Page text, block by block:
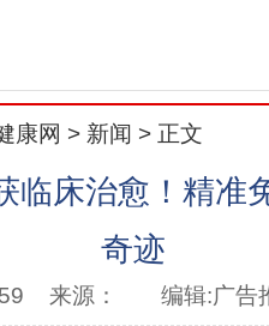
康网 > 新闻 > 正文
临床治愈！精准
奇迹
来源： 编辑:广告